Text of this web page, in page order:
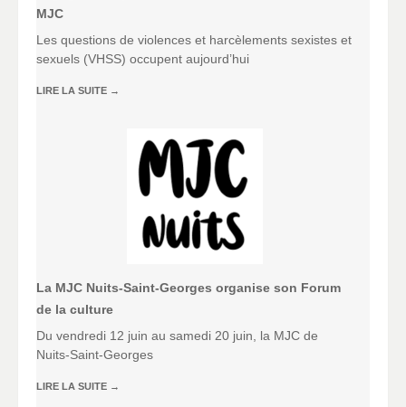
MJC
Les questions de violences et harcèlements sexistes et
sexuels (VHSS) occupent aujourd’hui
LIRE LA SUITE →
La MJC Nuits-Saint-Georges organise son Forum
de la culture
Du vendredi 12 juin au samedi 20 juin, la MJC de
Nuits-Saint-Georges
LIRE LA SUITE →